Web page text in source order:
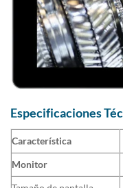
Especificaciones
Característica
Monitor